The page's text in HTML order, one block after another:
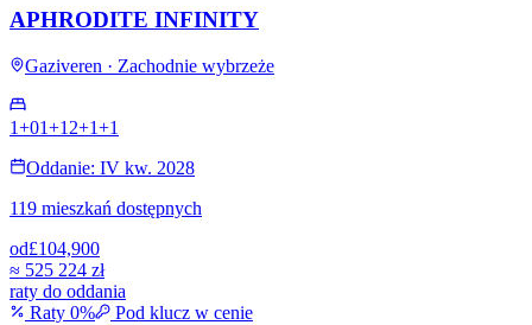
APHRODITE INFINITY
Gaziveren · Zachodnie wybrzeże
1+01+1 2+1+1
Oddanie: IV kw. 2028
119 mieszkań dostępnych
od£104,900
≈ 525 224 zł
raty do oddania
Raty 0%
Pod klucz w cenie